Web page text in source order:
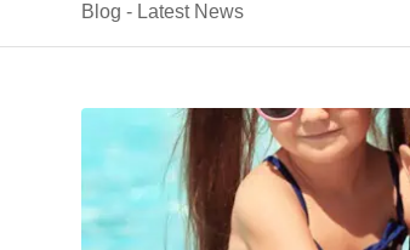
Blog - Latest News